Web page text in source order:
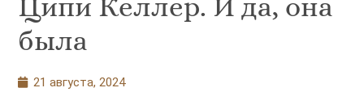
Ципи Келлер. И да, она
была
21 августа, 2024